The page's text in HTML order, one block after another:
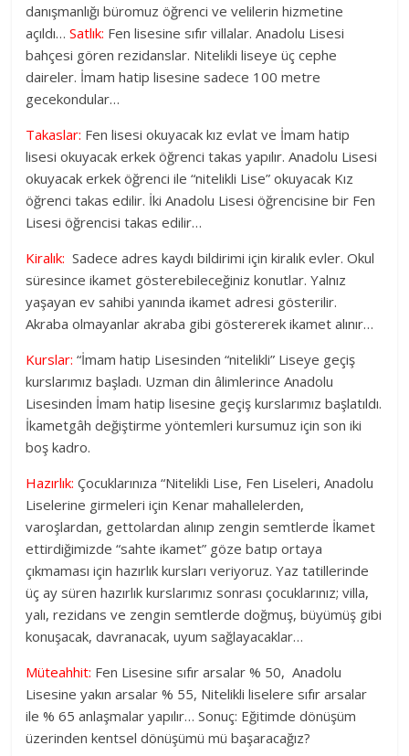
danışmanlığı büromuz öğrenci ve velilerin hizmetine
açıldı…Satlık: Fen lisesine sıfır villalar. Anadolu Lisesi
bahçesi gören rezidanslar. Nitelikli liseye üç cephe
daireler. İmam hatip lisesine sadece 100 metre
gecekondular…
Takaslar: Fen lisesi okuyacak kız evlat ve İmam hatip
lisesi okuyacak erkek öğrenci takas yapılır. Anadolu Lisesi
okuyacak erkek öğrenci ile “nitelikli Lise” okuyacak Kız
öğrenci takas edilir. İki Anadolu Lisesi öğrencisine bir Fen
Lisesi öğrencisi takas edilir…
Kiralık:Sadece adres kaydı bildirimi için kiralık evler. Okul
süresince ikamet gösterebileceğiniz konutlar. Yalnız
yaşayan ev sahibi yanında ikamet adresi gösterilir.
Akraba olmayanlar akraba gibi göstererek ikamet alınır…
Kurslar: “İmam hatip Lisesinden “nitelikli” Liseye geçiş
kurslarımız başladı. Uzman din âlimlerince Anadolu
Lisesinden İmam hatip lisesine geçiş kurslarımız başlatıldı.
İkametgâh değiştirme yöntemleri kursumuz için son iki
boş kadro.
Hazırlık: Çocuklarınıza “Nitelikli Lise, Fen Liseleri, Anadolu
Liselerine girmeleri için Kenar mahallelerden,
varoşlardan, gettolardan alınıp zengin semtlerde İkamet
ettirdiğimizde “sahte ikamet” göze batıp ortaya
çıkmaması için hazırlık kursları veriyoruz. Yaz tatillerinde
üç ay süren hazırlık kurslarımız sonrası çocuklarınız; villa,
yalı, rezidans ve zengin semtlerde doğmuş, büyümüş gibi
konuşacak, davranacak, uyum sağlayacaklar…
Müteahhit: Fen Lisesine sıfır arsalar % 50, Anadolu
Lisesine yakın arsalar % 55, Nitelikli liselere sıfır arsalar
ile % 65 anlaşmalar yapılır… Sonuç: Eğitimde dönüşüm
üzerinden kentsel dönüşümü mü başaracağız?